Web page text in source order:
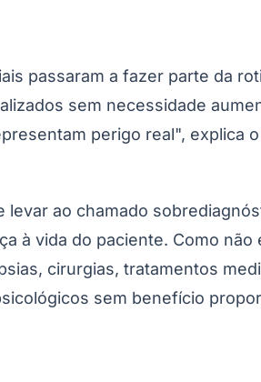
passaram a fazer parte da
sem necessidade
perigo real", explica o
ao chamado
à vida do paciente. Como
cirurgias, tratamentos
sem benefício